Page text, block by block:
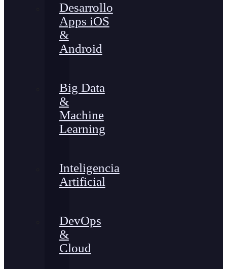
Desarrollo
Apps iOS
&
Android
Big Data
&
Machine
Learning
Inteligencia
Artificial
DevOps
&
Cloud